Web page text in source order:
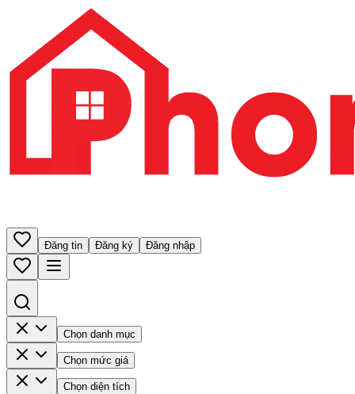
Đăng tin Đăng ký Đăng nhập
Chọn danh mục
Chọn mức giá
Chọn diện tích